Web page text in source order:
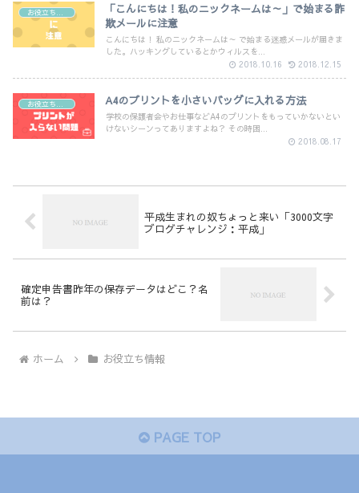
「こんにちは！私のニックネームは～」で始まる詐
欺メールに注意
こんにちは！ 私のニックネームは～ で始まる迷惑メールが届きま
した。ハッキングしているとかウィルスを...
2018.10.16
2018.12.15
A4のプリントを小さいバッグに入れる方法
学校の保護者会やお仕事などA4のプリントをもっていかないとい
けないシーンってありますよね？ その時困...
2018.08.17
平成生まれの奴ちょっと来い「3000文字
ブログチャレンジ：平成」
確定申告書昨年の保存データはどこ？名
前は？
ホーム お役立ち情報
PAGE TOP